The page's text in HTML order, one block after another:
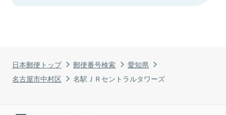
日本郵便トップ 郵便番号検索
愛知県
名古屋市中村区
名駅ＪＲセントラルタワーズ